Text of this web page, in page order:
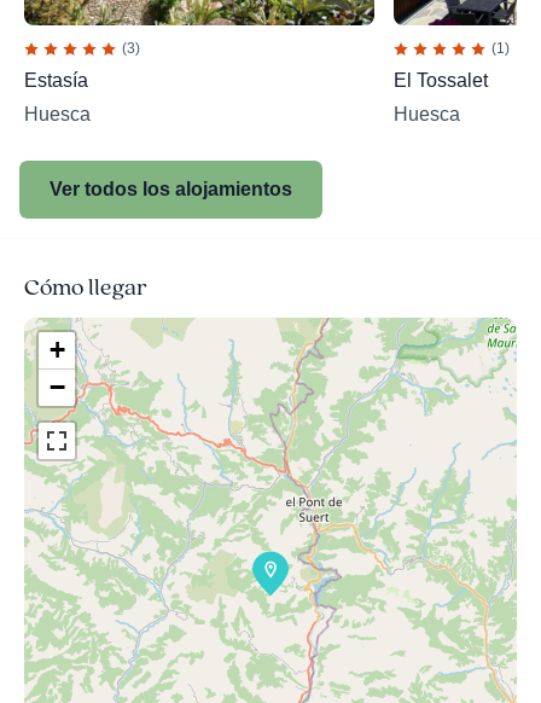
(3)
Estasía
Huesca
(1)
El Tossalet
Huesca
Ver todos los alojamientos
Cómo llegar
+
−